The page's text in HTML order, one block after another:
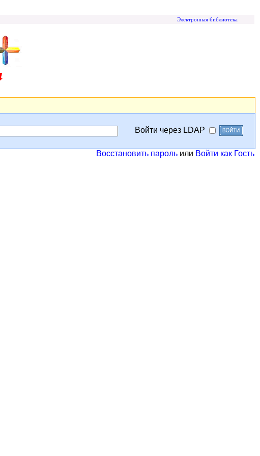
Электронная библиотека
Войти через LDAP
Восстановить пароль или Войти как Гость